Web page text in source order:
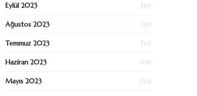
Eylül 2023 (15)
Ağustos 2023 (13)
Temmuz 2023 (15)
Haziran 2023 (10)
Mayıs 2023 (25)